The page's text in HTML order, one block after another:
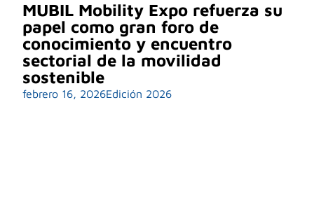
MUBIL Mobility Expo refuerza su
papel como gran foro de
conocimiento y encuentro
sectorial de la movilidad
sostenible
febrero 16, 2026Edición 2026